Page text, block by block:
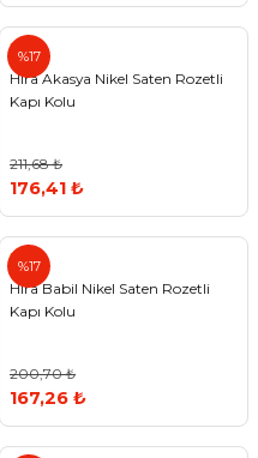
%17
Hira
Hira Akasya Nikel Saten Rozetli
Kapı Kolu
211,68 ₺
176,41 ₺
%17
Hira
Hira Babil Nikel Saten Rozetli
Kapı Kolu
200,70 ₺
167,26 ₺